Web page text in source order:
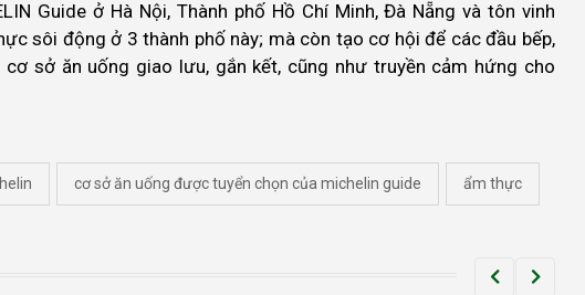
Guide ở Hà Nội, Thành phố Hồ Chí Minh, Đà Nẵng và tôn vinh
sôi động ở 3 thành phố này; mà còn tạo cơ hội để các đầu bếp,
sở ăn uống giao lưu, gắn kết, cũng như truyền cảm hứng cho
cơ sở ăn uống được tuyển chọn của michelin guide ẩm thực